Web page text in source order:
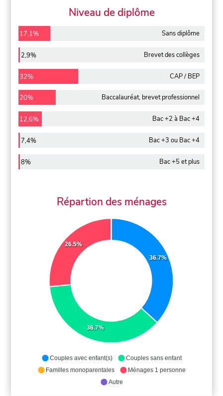
Niveau de diplôme
17,1% Sans diplôme
2,9% Brevet des collèges
32% CAP / BEP
20% Baccalauréat, brevet professionnel
12,6% Bac +2 à Bac +4
7,4% Bac +3 ou Bac +4
8% Bac +5 et plus
Répartion des ménages
36.7%
36.7%
26.5%
Couples avec enfant(s)
Couples sans enfant
Familles monoparentales
Ménages 1 personne
Autre